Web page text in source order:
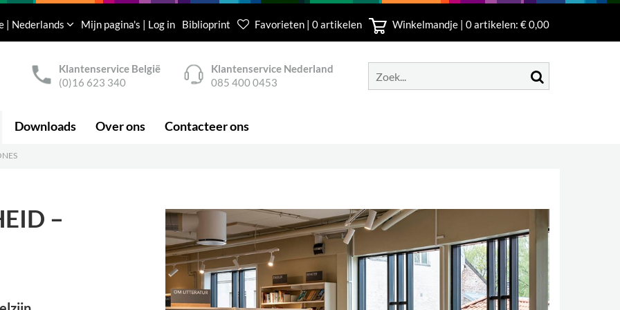
| Nederlands Mijn pagina's | Log in Biblioprint Favorieten | 0 artikelen Winkelmandje | 0artikelen: € 0,00
Klantenservice België
(0)16 623 340
Klantenservice Nederland
085 400 0453
Downloads Over ons Contacteer ons
–